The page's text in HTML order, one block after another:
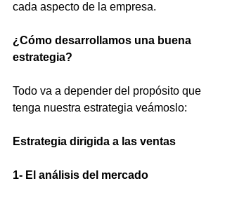
cada aspecto de la empresa.
¿Cómo desarrollamos una buena
estrategia?
Todo va a depender del propósito que
tenga nuestra estrategia veámoslo:
Estrategia dirigida a las ventas
1- El análisis del mercado